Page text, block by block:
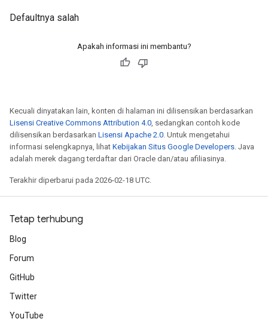
Defaultnya salah
Apakah informasi ini membantu?
Kecuali dinyatakan lain, konten di halaman ini dilisensikan berdasarkan
Lisensi Creative Commons Attribution 4.0, sedangkan contoh kode
dilisensikan berdasarkan Lisensi Apache 2.0. Untuk mengetahui
informasi selengkapnya, lihat Kebijakan Situs Google Developers. Java
adalah merek dagang terdaftar dari Oracle dan/atau afiliasinya.
Terakhir diperbarui pada 2026-02-18 UTC.
Tetap terhubung
Blog
Forum
GitHub
Twitter
YouTube